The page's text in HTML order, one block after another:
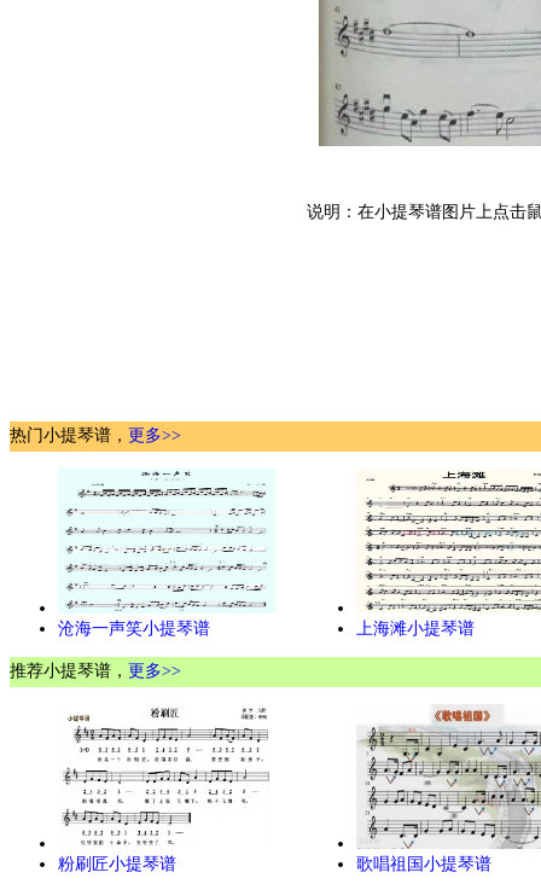
说明：在小提琴谱图片上点击
热门小提琴谱， 更多>>
沧海一声笑小提琴谱 上海滩小提琴谱
推荐小提琴谱， 更多>>
粉刷匠小提琴谱 歌唱祖国小提琴谱